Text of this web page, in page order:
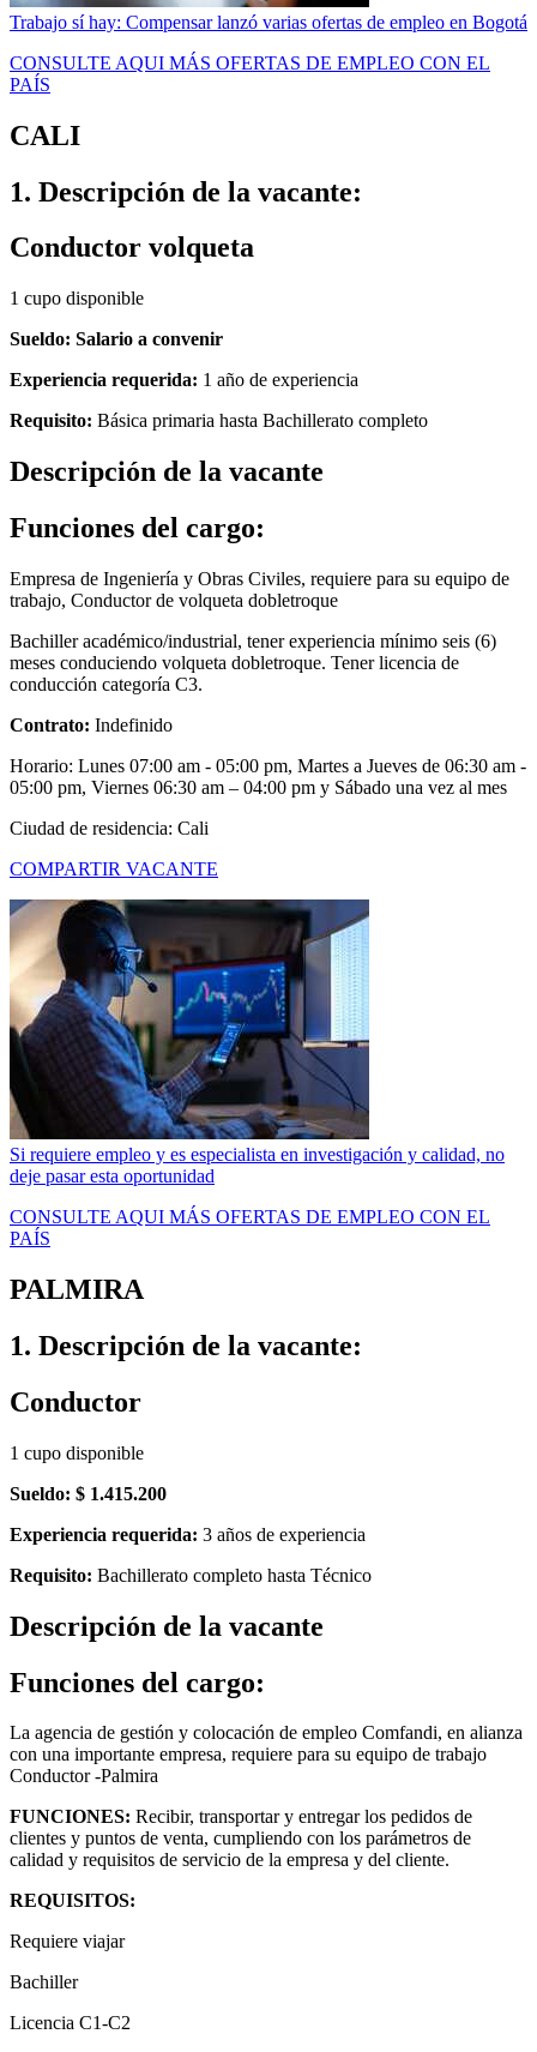
Trabajo sí hay: Compensar lanzó varias ofertas de empleo en Bogotá
CONSULTE AQUI MÁS OFERTAS DE EMPLEO CON EL
PAÍS
CALI
1. Descripción de la vacante:
Conductor volqueta
1 cupo disponible
Sueldo: Salario a convenir
Experiencia requerida: 1 año de experiencia
Requisito: Básica primaria hasta Bachillerato completo
Descripción de la vacante
Funciones del cargo:
Empresa de Ingeniería y Obras Civiles, requiere para su equipo de
trabajo, Conductor de volqueta dobletroque
Bachiller académico/industrial, tener experiencia mínimo seis (6)
meses conduciendo volqueta dobletroque. Tener licencia de
conducción categoría C3.
Contrato: Indefinido
Horario: Lunes 07:00 am - 05:00 pm, Martes a Jueves de 06:30 am -
05:00 pm, Viernes 06:30 am – 04:00 pm y Sábado una vez al mes
Ciudad de residencia: Cali
COMPARTIR VACANTE
Si requiere empleo y es especialista en investigación y calidad, no
deje pasar esta oportunidad
CONSULTE AQUI MÁS OFERTAS DE EMPLEO CON EL
PAÍS
PALMIRA
1. Descripción de la vacante:
Conductor
1 cupo disponible
Sueldo: $ 1.415.200
Experiencia requerida: 3 años de experiencia
Requisito: Bachillerato completo hasta Técnico
Descripción de la vacante
Funciones del cargo:
La agencia de gestión y colocación de empleo Comfandi, en alianza
con una importante empresa, requiere para su equipo de trabajo
Conductor -Palmira
FUNCIONES: Recibir, transportar y entregar los pedidos de
clientes y puntos de venta, cumpliendo con los parámetros de
calidad y requisitos de servicio de la empresa y del cliente.
REQUISITOS:
Requiere viajar
Bachiller
Licencia C1-C2